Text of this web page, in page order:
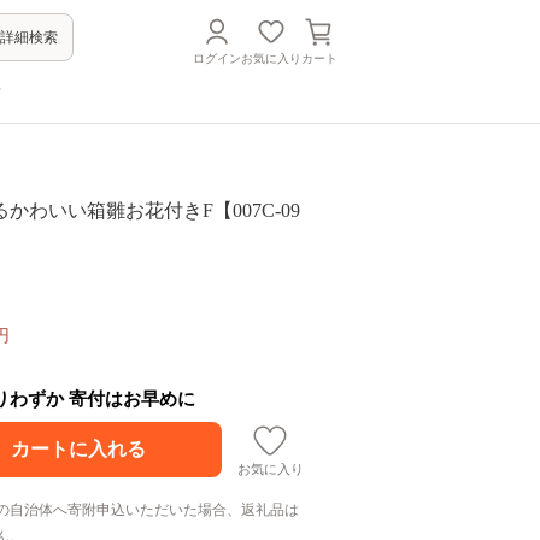
詳細検索
ログインお気に入り カート
かわいい箱雛お花付きF【007C-09
わずか 寄付はお早めに
お気に入り
自治体へ寄附申込いただいた場合、返礼品は